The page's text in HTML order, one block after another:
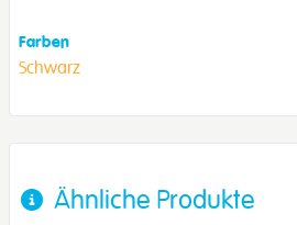
Farben
Schwarz
Ähnliche Produkte